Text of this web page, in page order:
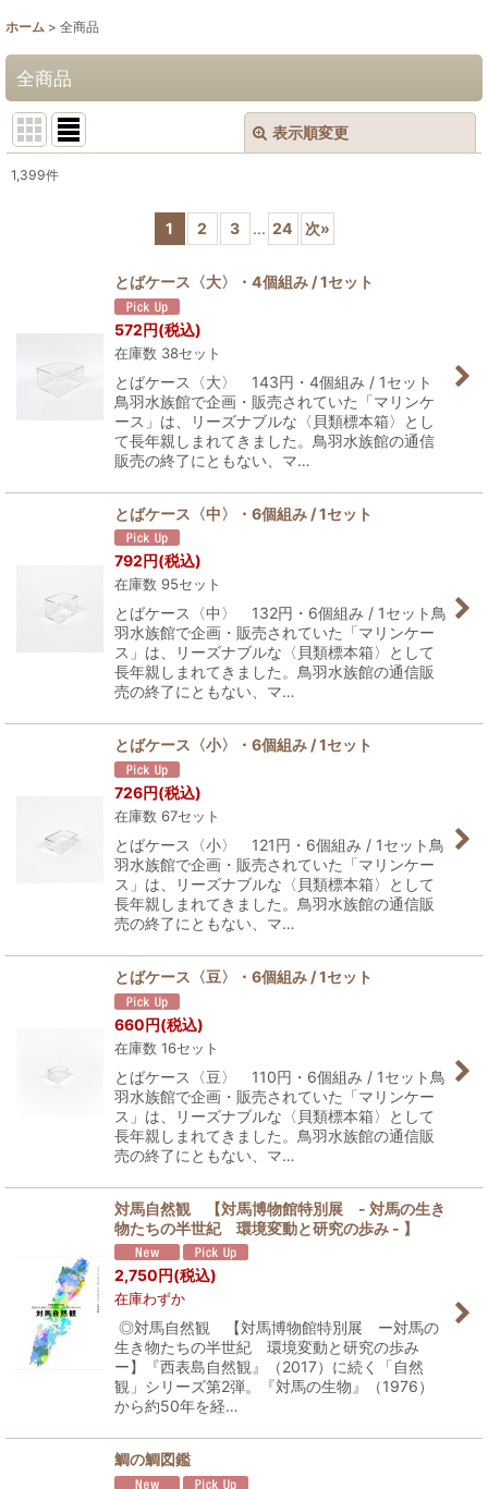
ホーム > 全商品
全商品
表示順変更
1,399件
1 2 3 ... 24 次»
とばケース〈大〉・4個組み / 1セット
572円(税込)
在庫数 38セット
とばケース〈大〉 143円・4個組み / 1セット
鳥羽水族館で企画・販売されていた「マリンケ
ース」は、リーズナブルな〈貝類標本箱〉とし
て長年親しまれてきました。鳥羽水族館の通信
販売の終了にともない、マ…
とばケース〈中〉・6個組み / 1セット
792円(税込)
在庫数 95セット
とばケース〈中〉 132円・6個組み / 1セット鳥
羽水族館で企画・販売されていた「マリンケー
ス」は、リーズナブルな〈貝類標本箱〉として
長年親しまれてきました。鳥羽水族館の通信販
売の終了にともない、マ…
とばケース〈小〉・6個組み / 1セット
726円(税込)
在庫数 67セット
とばケース〈小〉 121円・6個組み / 1セット鳥
羽水族館で企画・販売されていた「マリンケー
ス」は、リーズナブルな〈貝類標本箱〉として
長年親しまれてきました。鳥羽水族館の通信販
売の終了にともない、マ…
とばケース〈豆〉・6個組み / 1セット
660円(税込)
在庫数 16セット
とばケース〈豆〉 110円・6個組み / 1セット鳥
羽水族館で企画・販売されていた「マリンケー
ス」は、リーズナブルな〈貝類標本箱〉として
長年親しまれてきました。鳥羽水族館の通信販
売の終了にともない、マ…
対馬自然観 【対馬博物館特別展 - 対馬の生き
物たちの半世紀 環境変動と研究の歩み - 】
2,750円(税込)
在庫わずか
◎対馬自然観 【対馬博物館特別展 ー対馬の
生き物たちの半世紀 環境変動と研究の歩み
ー】『西表島自然観』（2017）に続く「自然
観」シリーズ第2弾。『対馬の生物』（1976）
から約50年を経…
鯛の鯛図鑑